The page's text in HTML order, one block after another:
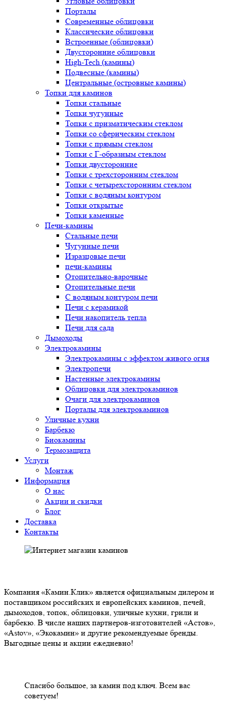
Порталы
Современные облицовки
Классические облицовки
Встроенные (облицовки)
Двусторонние облицовки
High-Tech (камины)
Подвесные (камины)
Центральные (островные камины)
Топки для каминов
Топки стальные
Топки чугунные
Топки с призматическим стеклом
Топки со сферическим стеклом
Топки с прямым стеклом
Топки с Г-образным стеклом
Топки двусторонние
Топки с трехсторонним стеклом
Топки с четырехсторонним стеклом
Топки с водяным контуром
Топки открытые
Топки каменные
Печи-камины
Стальные печи
Чугунные печи
Изразцовые печи
печи-камины
Отопительно-варочные
Отопительные печи
С водяным контуром печи
Печи с керамикой
Печи накопитель тепла
Печи для сада
Дымоходы
Электрокамины
Электрокамины с эффектом живого огня
Электропечи
Настенные электрокамины
Облицовки для электрокаминов
Очаги для электрокаминов
Порталы для электрокаминов
Уличные кухни
Барбекю
Биокамины
Термозащита
Услуги
Монтаж
Информация
О нас
Акции и скидки
Блог
Доставка
Контакты
Компания «Камин.Клик» является официальным дилером и
поставщиком российских и европейских каминов, печей,
дымоходов, топок, облицовки, уличные кухни, грили и
барбекю. В числе наших партнеров-изготовителей «Астов»,
«Astov», «Экокамин» и другие рекомендуемые бренды.
Выгодные цены и акции ежедневно!
Спасибо большое, за камин под ключ. Всем вас
советуем!